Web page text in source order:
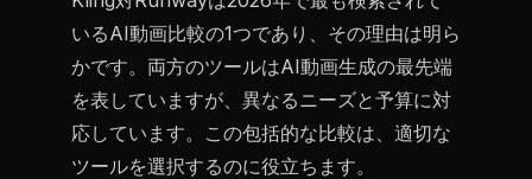
いるAI動画比較の1つであり、その理由は明ら
かです。両方のツールはAI動画生成の最先端
を表していますが、異なるニーズと予算に対
応しています。この包括的な比較は、適切な
ツールを選択するのに役立ちます。